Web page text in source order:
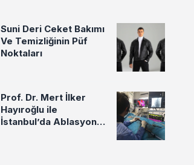
Suni Deri Ceket Bakımı
Ve Temizliğinin Püf
Noktaları
Prof. Dr. Mert İlker
Hayıroğlu ile
İstanbul’da Ablasyon